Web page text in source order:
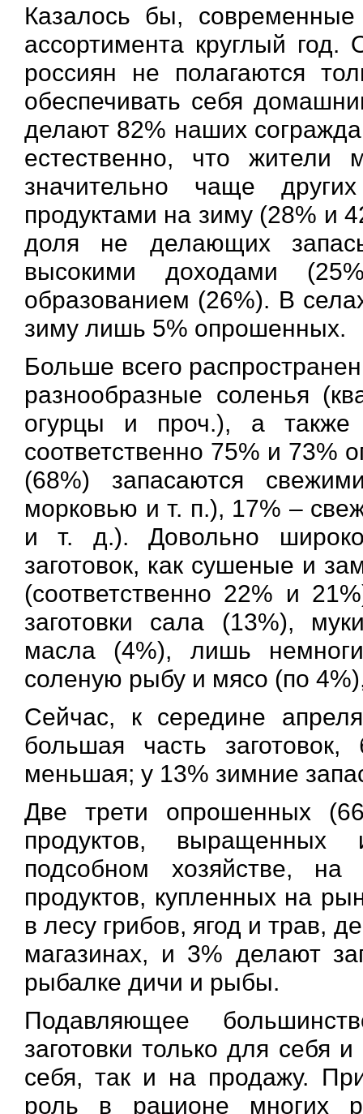
Казалось бы,
ассортимента круглый
россиян не полагаются
обеспечивать себя
делают 82% наших
естественно, что жители
значительно чаще
продуктами на зиму (28% и
доля не делающих
высокими доходами
образованием (26%). В
зиму лишь 5% опрошенных.
Больше всего
разнообразные соленья
огурцы и проч.), а
соответственно 75% и
(68%) запасаются
морковью и т. п.), 17% –
и т. д.). Довольно
заготовок, как сушеные и
(соответственно 22% и
заготовки сала (13%),
масла (4%), лишь
соленую рыбу и мясо (по
Сейчас, к середине
большая часть
меньшая; у 13% зимние
Две трети опрошенных
продуктов,
подсобном хозяйстве,
продуктов, купленных на
в лесу грибов, ягод и трав,
магазинах, и 3% делают
рыбалке дичи и рыбы.
Подавляющее
заготовки только для себя
себя, так и на продажу.
роль в рационе многих